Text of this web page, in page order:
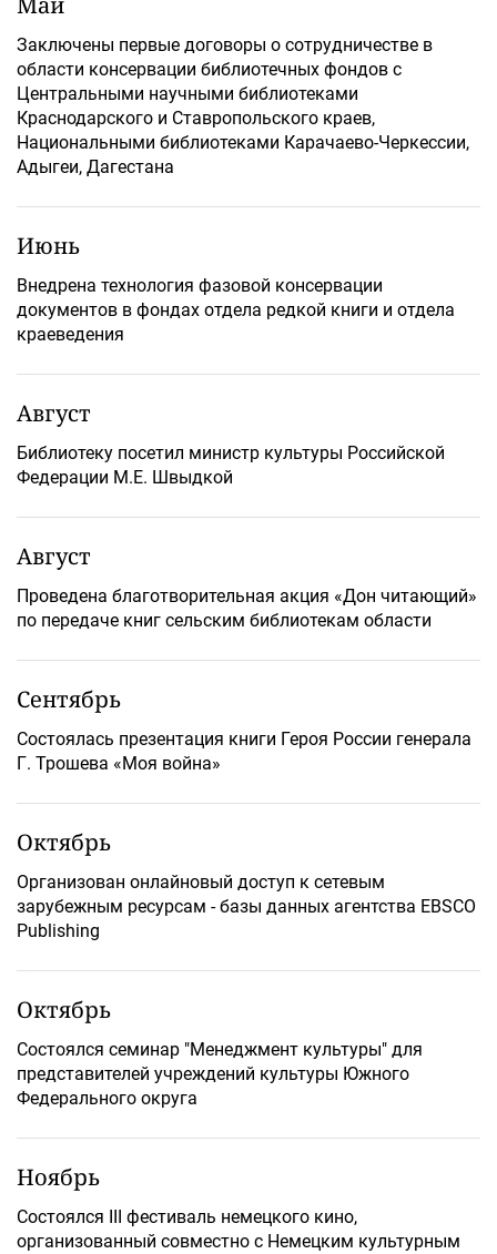
Заключены первые договоры о сотрудничестве в
области консервации библиотечных фондов с
Центральными научными библиотеками
Краснодарского и Ставропольского краев,
Национальными библиотеками Карачаево-Черкессии,
Адыгеи, Дагестана
Июнь
Внедрена технология фазовой консервации
документов в фондах отдела редкой книги и отдела
краеведения
Август
Библиотеку посетил министр культуры Российской
Федерации М.Е. Швыдкой
Август
Проведена благотворительная акция «Дон читающий»
по передаче книг сельским библиотекам области
Сентябрь
Состоялась презентация книги Героя России генерала
Г. Трошева «Моя война»
Октябрь
Организован онлайновый доступ к сетевым
зарубежным ресурсам - базы данных агентства EBSCO
Publishing
Октябрь
Состоялся семинар "Менеджмент культуры" для
представителей учреждений культуры Южного
Федерального округа
Ноябрь
Состоялся III фестиваль немецкого кино,
организованный совместно с Немецким культурным